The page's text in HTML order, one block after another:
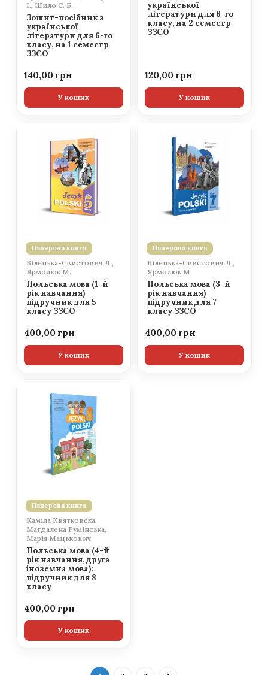
І., Шило С. Б.
Зошит-посібник з
української
літератури для 6-го
класу, на 1 семестр
ЗЗСО
140,00
У кошик
української
літератури для 6-го
класу, на 2 семестр
ЗЗСО
120,00
У кошик
Паперова книга
Біленька-Свистович Л.,
Ярмолюк М.
Польська мова (1-й
рік навчання)
підручник для 5
класу ЗЗСО
400,00
У кошик
Паперова книга
Біленька-Свистович Л.,
Ярмолюк М.
Польська мова (3-й
рік навчання)
підручник для 7
класу ЗЗСО
400,00
У кошик
Паперова книга
Каміла Квятковска,
Магдалена Румінська,
Марія Мацькович
Польська мова (4-й
рік навчання, друга
іноземна мова):
підручник для 8
класу
400,00
У кошик